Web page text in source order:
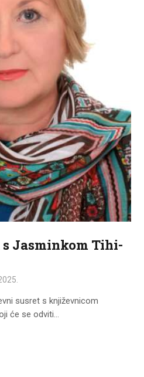
Jasminkom Tihi-
susret s književnicom
će se odviti…